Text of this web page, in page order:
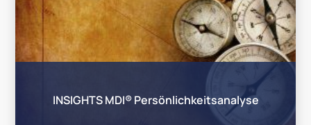
INSIGHTS MDI® Persönlichkeitsanalyse